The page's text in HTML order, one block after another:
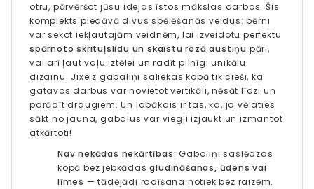
otru, pārvēršot jūsu idejas īstos mākslas darbos.Šis
komplekts piedāvā divus spēlēšanās veidus: bērni
var sekot iekļautajām veidnēm, lai izveidotu perfektu
spārnoto skrituļslidu un skaistu rozā austiņu pāri,
vai arī ļaut vaļu iztēlei un radīt pilnīgi unikālu
dizainu. Jixelz gabaliņi saliekas kopā tik cieši, ka
gatavos darbus var novietot vertikāli, nēsāt līdzi un
parādīt draugiem.Un labākais ir tas, ka, ja vēlaties
sākt no jauna, gabalus var viegli izjaukt un izmantot
atkārtoti!
Nav nekādas nekārtības: Gabaliņi saslēdzas
kopā bez jebkādasgludināšanas, ūdens vai
līmes — tādējādi radīšana notiek bez raizēm.